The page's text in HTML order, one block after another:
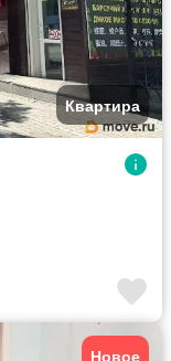
Квартира
Новое